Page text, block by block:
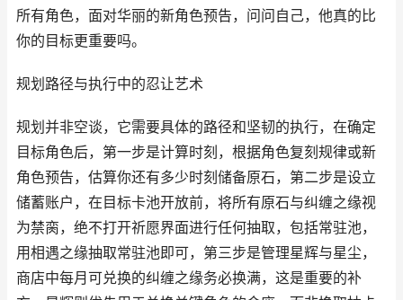
所有角色，面对华丽的新角色预告，问问自己，他真的比
你的目标更重要吗。
规划路径与执行中的忍让艺术
规划并非空谈，它需要具体的路径和坚韧的执行，在确定
目标角色后，第一步是计算时刻，根据角色复刻规律或新
角色预告，估算你还有多少时刻储备原石，第二步是设立
储蓄账户，在目标卡池开放前，将所有原石与纠缠之缘视
为禁脔，绝不打开祈愿界面进行任何抽取，包括常驻池，
用相遇之缘抽取常驻池即可，第三步是管理星辉与星尘，
商店中每月可兑换的纠缠之缘务必换满，这是重要的补